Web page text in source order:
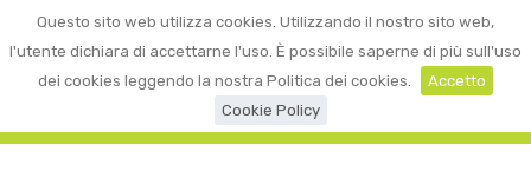
Questo sito web utilizza cookies. Utilizzando il nostro sito web,
l'utente dichiara di accettarne l'uso. È possibile saperne di più sull'uso
dei cookies leggendo la nostra Politica dei cookies.
Accetto
Cookie Policy
☰ 0